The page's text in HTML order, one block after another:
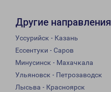
Другие направления
Уссурийск - Казань
Ессентуки - Саров
Минусинск - Махачкала
Ульяновск - Петрозаводск
Лысьва - Красноярск